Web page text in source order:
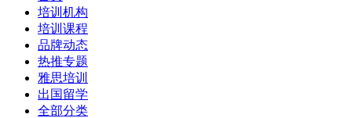
培训机构
培训课程
品牌动态
热推专题
雅思培训
出国留学
全部分类